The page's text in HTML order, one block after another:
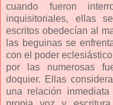
cuando fueron
inquisitoriales, ellas
escritos obedecían al
las beguinas se
con el poder
por las numerosas
doquier. Ellas
una relación